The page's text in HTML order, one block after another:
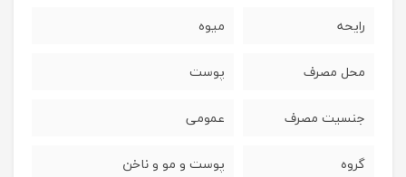
رایحه میوه
محل مصرف پوست
جنسیت مصرف عمومی
گروه پوست و مو و ناخن